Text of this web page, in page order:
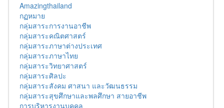
Amazingthailand
กฏหมาย
กลุ่มสาระการงานอาชีพ
กลุ่มสาระคณิตศาสตร์
กลุ่มสาระภาษาต่างประเทศ
กลุ่มสาระภาษาไทย
กลุ่มสาระวิทยาศาสตร์
กลุ่มสาระศิลปะ
กลุ่มสาระสังคม ศาสนา และวัฒนธรรม
กลุ่มสาระสุขศึกษาและพลศึกษา สายอาชีพ
การบริหารงานบุคคล